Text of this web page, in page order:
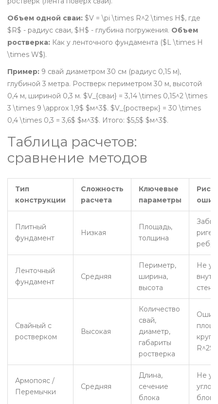
Объем одной сваи: $V = \pi \times R^2 \times H$, где
$R$ - радиус сваи, $H$ - глубина погружения. Объем
ростверка: Как у ленточного фундамента ($L \times H
\times W$).
Пример: 9 свай диаметром 30 см (радиус 0,15 м),
глубиной 3 метра. Ростверк периметром 30 м, высотой
0,4 м, шириной 0,3 м. $V_{сваи} = 3,14 \times 0,15^2 \times
3 \times 9 \approx 1,9$ $м^3$. $V_{ростверк} = 30 \times
0,4 \times 0,3 = 3,6$ $м^3$. Итого: $5,5$ $м^3$.
Таблица расчетов:
сравнение методов
Тип
конструкции
Сложность
расчета
Ключевые
параметры
Риск
Плитный
фундамент
Низкая
Площадь,
толщина
ребра
Ленточный
фундамент
Средняя
Периметр,
ширина,
высота
Не
стены
Свайный с
ростверком
Высокая
Количество
свай,
диаметр,
габариты
ростверка
R^2$)
Армопояс /
Перемычки
Средняя
Длина,
сечение
блока
Не
блоки